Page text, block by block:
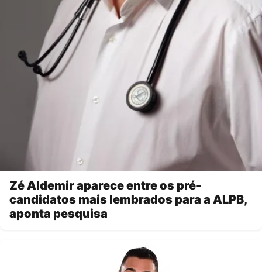
Zé Aldemir aparece entre os pré-
candidatos mais lembrados para a ALPB,
aponta pesquisa